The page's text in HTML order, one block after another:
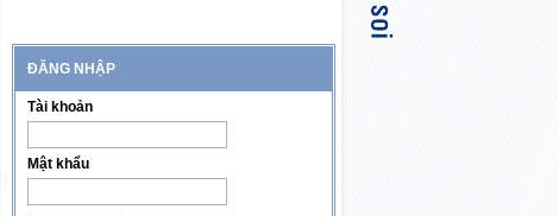
ĐĂNG NHẬP
Tài khoản
Mật khẩu